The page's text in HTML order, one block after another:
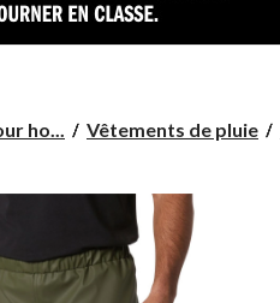
ho... Vêtements de pluie